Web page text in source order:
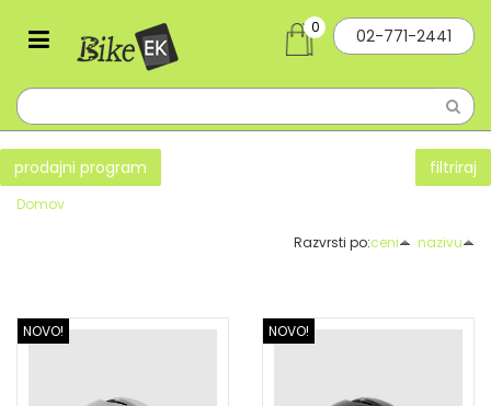
02-771-2441
0
prodajni program filtriraj
Domov
Razvrsti po:ceni nazivu
NOVO! NOVO!